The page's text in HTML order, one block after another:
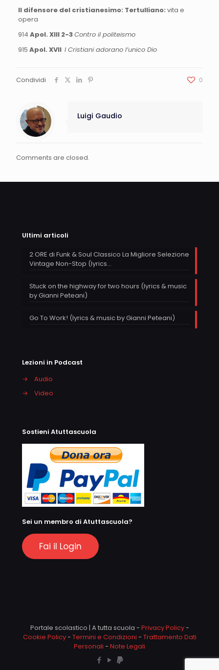
Il difensore del cristianesimo: Tertulliano: vita e
opera
914 Apol. XIII 2-3Contro il politeismo
915 Apol. XVII I Cristiani adorano l’unico Dio
Condividi 0
Luigi Gaudio
Comments are closed.
Ultimi articoli
2 ORE di Funk & Soul Classico La Migliore Selezione
Vintage Non-Stop (lyrics…
Stuck on the highway for two hours (lyrics & music
by Gianni Peteani)
Go To Work! (lyrics & music by Gianni Peteani)
Lezioni in Podcast
→
Audio
→
Video
Sostieni Atuttascuola
Sei un membro di Atuttascuola?
Fai il Login
Portale scolastico | A tutta scuola - Privacy Policy-
Cookie Policy- Termini e Condizioni - Trattamento Dati
Personali - Note Legali